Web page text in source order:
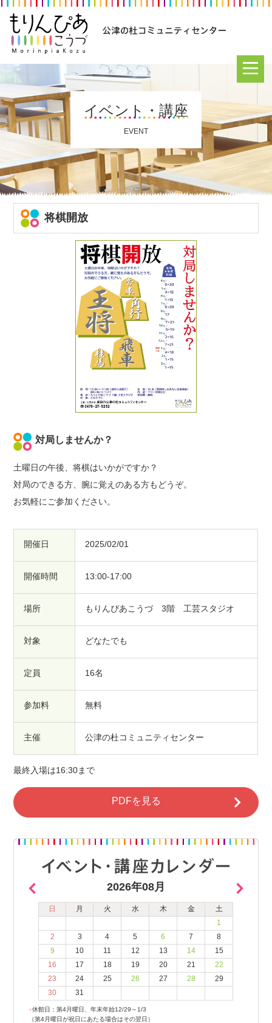
イベント・講座
EVENT
将棋開放
対局しませんか？
土曜日の午後、将棋はいかがですか？
対局のできる方、腕に覚えのある方もどうぞ。
お気軽にご参加ください。
開催日 2025/02/01
開催時間 13:00-17:00
場所 もりんぴあこうづ 3階 工芸スタジオ
対象 どなたでも
定員 16名
参加料 無料
主催 公津の杜コミュニティセンター
最終入場は16:30まで
PDFを見る
2026年08月
日 月 火 水 木 金
土
1
2
3 4 5 6 7
8
9
10 11 12 13 14
15
16
17 18 19 20 21
22
23
24 25 26 27 28
29
30
31
●休館日：第4月曜日、年末年始12/29～1/3
（第4月曜日が祝日にあたる場合はその翌日）